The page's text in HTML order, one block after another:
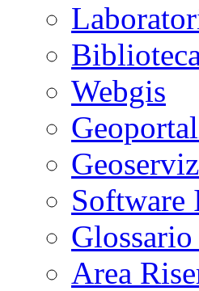
Webgis
Software
Area